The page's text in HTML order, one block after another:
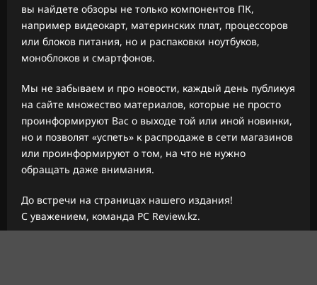
вы найдете обзоры не только компонентов ПК,
например видеокарт, материнских плат, процессоров
или блоков питания, но и распаковки ноутбуков,
моноблоков и смартфонов.
Мы не забываем и про новости, каждый день публикуя
на сайте множество материалов, которые не просто
проинформируют Вас о выходе той или иной новинки,
но и позволят «успеть» к распродаже в сети магазинов
или проинформируют о том, на что не нужно
обращать даже внимания.
До встречи на страницах нашего издания!
С уважением, команда PC Review.kz.